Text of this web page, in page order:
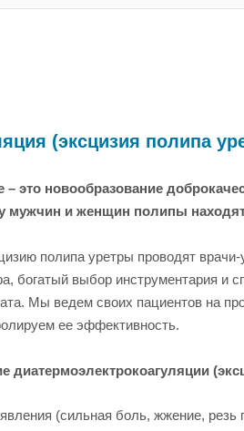
(эксцизия полипа
это новообразование
мужчин и женщин полипы
полипа уретры проводят
богатый выбор инструментария и
Мы ведем своих пациентов на
ее эффективность.
диатермоэлектрокоагуляции
(сильная боль, жжение, резь